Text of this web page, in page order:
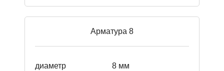
Арматура 8
диаметр 8 мм